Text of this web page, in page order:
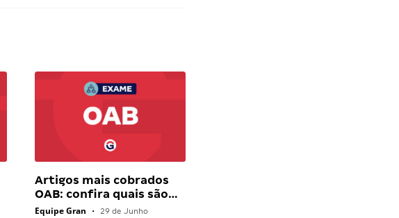
Artigos mais cobrados
OAB: confira quais são…
Equipe Gran • 29 de Junho